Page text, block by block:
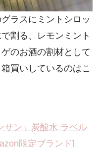
ラスにミントシロッ
割る、レモンミント
のお酒の割材として
買いしているのはこ
サン」炭酸水 ラベル
限定ブランド]